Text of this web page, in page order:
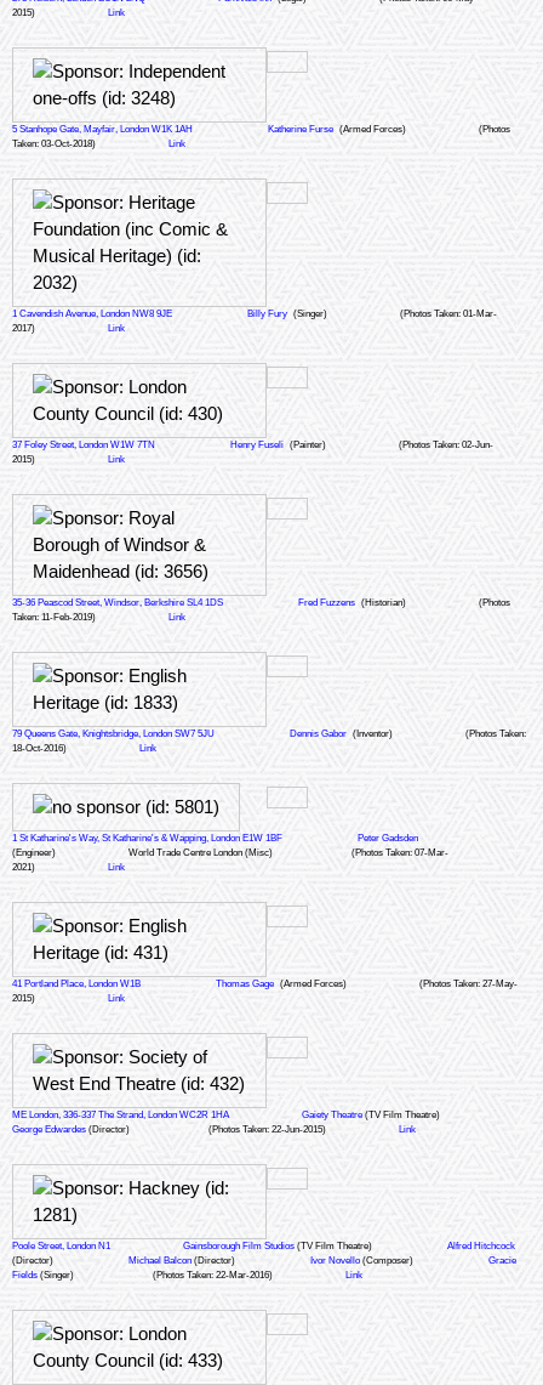
2015)
Link
5 Stanhope Gate, Mayfair, London W1K 1AH Katherine Furse (Armed Forces)
(Photos
Taken: 03-Oct-2018)
Link
1 Cavendish Avenue, London NW8 9JE Billy Fury (Singer)
(Photos Taken: 01-Mar-
2017)
Link
37 Foley Street, London W1W 7TN Henry Fuseli (Painter)
(Photos Taken: 02-Jun-
2015)
Link
35-36 Peascod Street, Windsor, Berkshire SL4 1DS Fred Fuzzens (Historian)
(Photos
Taken: 11-Feb-2019)
Link
79 Queens Gate, Knightsbridge, London SW7 5JU Dennis Gabor (Inventor)
(Photos Taken:
18-Oct-2016)
Link
1 St Katharine's Way, St Katharine's & Wapping, London E1W 1BF
Peter Gadsden
(Engineer)
World Trade Centre London (Misc)
(Photos Taken: 07-Mar-
2021)
Link
41 Portland Place, London W1B Thomas Gage (Armed Forces)
(Photos Taken: 27-May-
2015)
Link
ME London, 336-337 The Strand, London WC2R 1HA Gaiety Theatre (TV Film Theatre)
George Edwardes (Director) (Photos Taken: 22-Jun-2015) Link
Poole Street, London N1 Gainsborough Film Studios (TV Film Theatre)
Alfred Hitchcock
(Director)
Michael Balcon (Director) Ivor Novello (Composer)
Gracie
Fields (Singer) (Photos Taken: 22-Mar-2016) Link